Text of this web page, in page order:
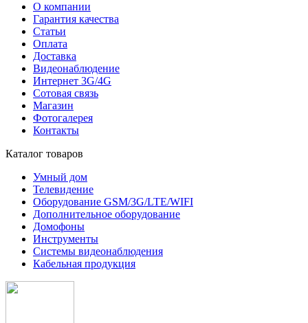
О компании
Гарантия качества
Статьи
Оплата
Доставка
Видеонаблюдение
Интернет 3G/4G
Сотовая связь
Магазин
Фотогалерея
Контакты
Каталог товаров
Умный дом
Телевидение
Оборудование GSM/3G/LTE/WIFI
Дополнитeльное оборудование
Домофоны
Инструменты
Системы видеонаблюдения
Кабельная продукция